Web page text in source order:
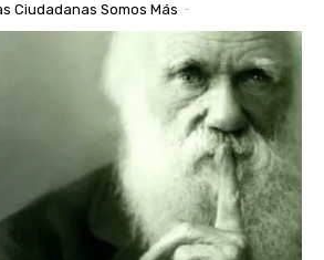
Ciudadanas Somos Más -